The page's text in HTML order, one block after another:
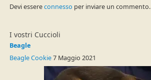
Devi essereconnesso per inviare un commento.
I vostri Cuccioli
Beagle
Beagle Cookie7 Maggio 2021